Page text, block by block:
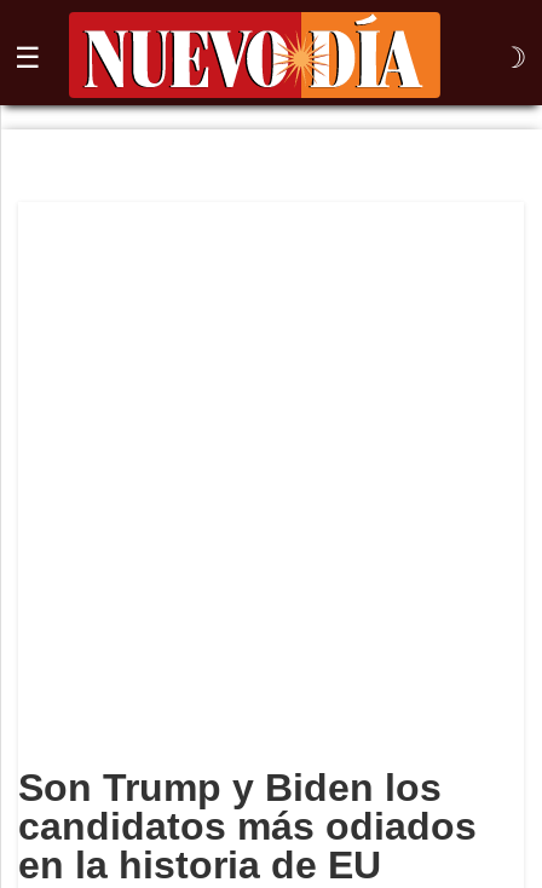
☰ ☽
⌕
Son Trump y Biden los
candidatos más odiados
en la historia de EU